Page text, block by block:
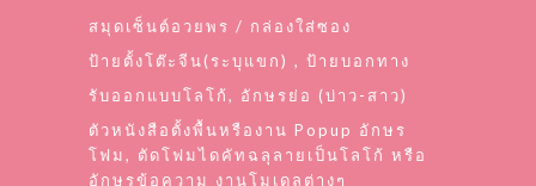
สมุดเซ็นต์อวยพร / กล่องใส่ซอง
ป้ายตั้งโต๊ะจีน(ระบุแขก) , ป้ายบอกทาง
รับออกแบบโลโก้, อักษรย่อ (บ่าว-สาว)
ตัวหนังสือตั้งพื้นหรืองาน Popup อักษร
โฟม, ตัดโฟมไดคัทฉลุลายเป็นโลโก้ หรือ
อักษรข้อความ งานโมเดลต่างๆ